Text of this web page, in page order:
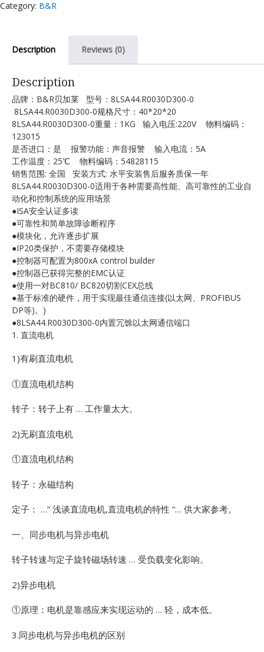
B&R
Category: B&R
Description Reviews (0)
Description
品牌：B&R贝加莱 型号：8LSA44.R0030D300-0
8LSA44.R0030D300-0规格尺寸：40*20*20
8LSA44.R0030D300-0重量：1KG 输入电压:220V 物料编码：
123015
是否进口：是 报警功能：声音报警 输入电流：5A
工作温度：25℃ 物料编码：54828115
销售范围: 全国 安装方式: 水平安装售后服务质保一年
8LSA44.R0030D300-0适用于各种需要高性能、高可靠性的工业自
动化和控制系统的应用场景
●ISA安全认证多读
●可靠性和简单故障诊断程序
●模块化，允许逐步扩展
●IP20类保护，不需要存储模块
●控制器可配置为800xA control builder
●控制器已获得完整的EMC认证
●使用一对BC810/ BC820切割CEX总线
●基于标准的硬件，用于实现最佳通信连接(以太网、PROFIBUS
DP等)。)
●8LSA44.R0030D300-0内置冗馀以太网通信端口
1. 直流电机
1)有刷直流电机
①直流电机结构
转子：转子上有 … 工作量太大。
2)无刷直流电机
①直流电机结构
转子：永磁结构
定子： …” 浅谈直流电机,直流电机的特性 “… 供大家参考。
一、同步电机与异步电机
转子转速与定子旋转磁场转速 … 受负载变化影响。
2)异步电机
①原理：电机是靠感应来实现运动的 … 轻，成本低。
3.同步电机与异步电机的区别